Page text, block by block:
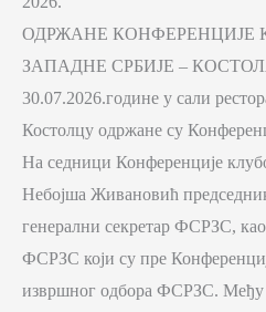
ОДРЖАНЕ КОНФЕРЕНЦИЈЕ
ЗАПАДНЕ СРБИЈЕ –
30.07.2026.године у сали
Костолцу одржане су
На седници Конференције
Небојша Живановић
генерални секретар ФСРЗС,
ФСРЗС који су пре
извршног одбора ФСРЗС.